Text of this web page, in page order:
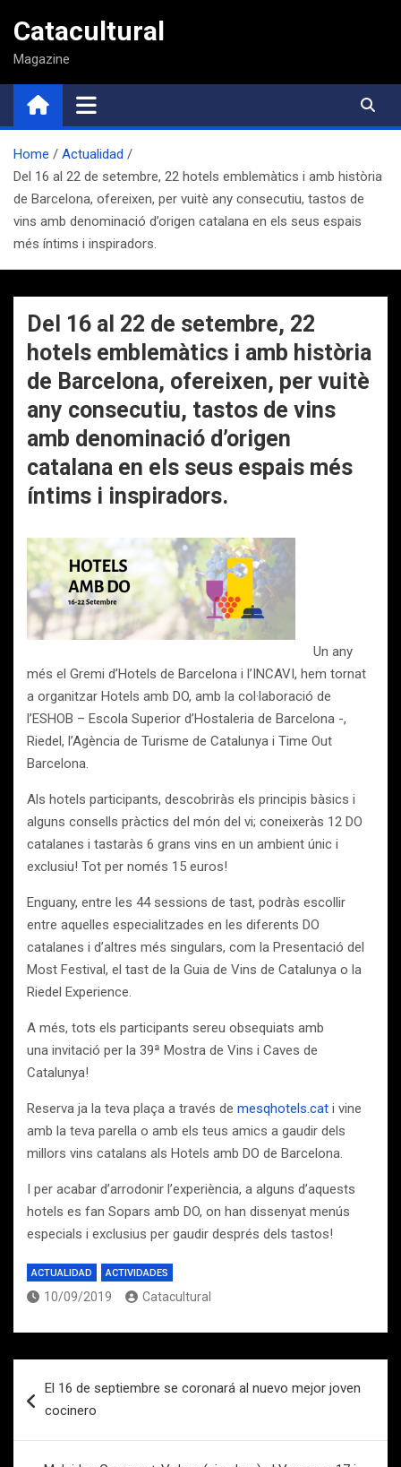
contenido
Catacultural
Magazine
Home
Actualidad
Del 16 al 22 de setembre, 22 hotels emblemàtics i amb història
de Barcelona, ofereixen, per vuitè any consecutiu, tastos de
vins amb denominació d’origen catalana en els seus espais
més íntims i inspiradors.
Del 16 al 22 de setembre, 22
hotels emblemàtics i amb història
de Barcelona, ofereixen, per vuitè
any consecutiu, tastos de vins
amb denominació d’origen
catalana en els seus espais més
íntims i inspiradors.
Un any
més el Gremi d’Hotels de Barcelona i l’INCAVI, hem tornat
a organitzar Hotels amb DO, amb la col·laboració de
l’ESHOB – Escola Superior d’Hostaleria de Barcelona -,
Riedel, l’Agència de Turisme de Catalunya i Time Out
Barcelona.
Als hotels participants, descobriràs els principis bàsics i
alguns consells pràctics del món del vi; coneixeràs 12 DO
catalanes i tastaràs 6 grans vins en un ambient únic i
exclusiu! Tot per només 15 euros!
Enguany, entre les 44 sessions de tast, podràs escollir
entre aquelles especialitzades en les diferents DO
catalanes i d’altres més singulars, com la Presentació del
Most Festival, el tast de la Guia de Vins de Catalunya o la
Riedel Experience.
A més, tots els participants sereu obsequiats amb
una invitació per la 39ª Mostra de Vins i Caves de
Catalunya!
Reserva ja la teva plaça a través de mesqhotels.cat i vine
amb la teva parella o amb els teus amics a gaudir dels
millors vins catalans als Hotels amb DO de Barcelona.
I per acabar d’arrodonir l’experiència, a alguns d’aquests
hotels es fan Sopars amb DO, on han dissenyat menús
especials i exclusius per gaudir després dels tastos!
ACTUALIDAD ACTIVIDADES
10/09/2019 Catacultural
de
El 16 de septiembre se coronará al nuevo mejor joven
cocinero